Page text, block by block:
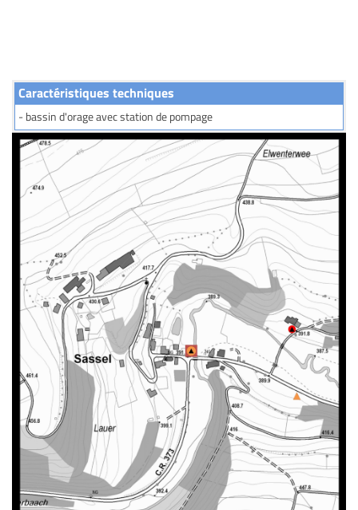
Caractéristiques techniques
- bassin d'orage avec station de pompage